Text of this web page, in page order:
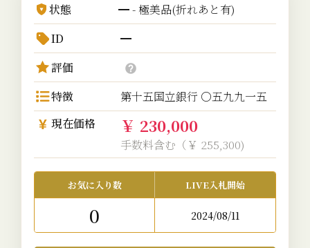
状態
━ - 極美品(折れあと有)
ID
━
評価
特徴
第十五国立銀行 〇五九九一五
現在価格
￥ 230,000
手数料含む（￥ 255,300)
お気に入り数
0
LIVE入札開始
2024/08/11